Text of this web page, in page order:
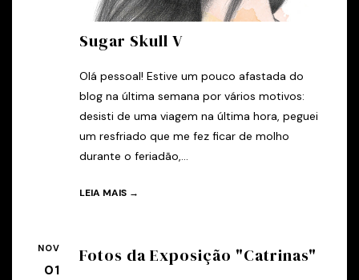
Sugar Skull V
Olá pessoal! Estive um pouco afastada do
blog na última semana por vários motivos:
desisti de uma viagem na última hora, peguei
um resfriado que me fez ficar de molho
durante o feriadão,...
LEIA MAIS →
NOV
01
Fotos da Exposição "Catrinas"